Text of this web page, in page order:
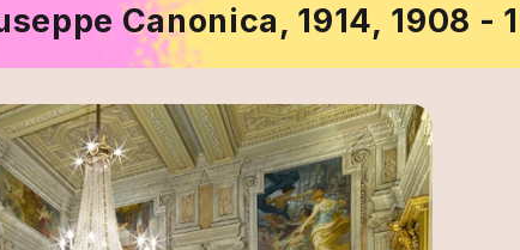
Canonica, 1914, 1908 -